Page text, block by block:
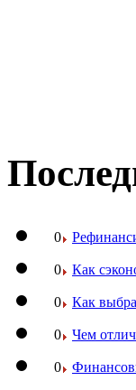
0
0 Как
0 Как
0 Чем
0